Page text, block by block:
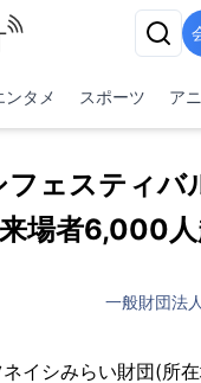
ンタメ スポーツ ア
フェスティ
場者6,000
一般財団法
イシみらい財団(所